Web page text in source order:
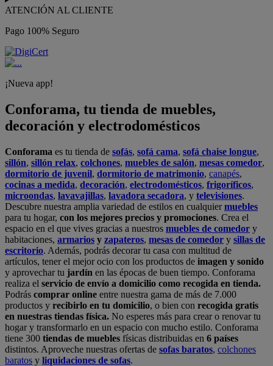
ATENCIÓN AL CLIENTE
Pago 100% Seguro
¡Nueva app!
Conforama, tu tienda de muebles,
decoración y electrodomésticos
Conforama es tu tienda de sofás, sofá cama, sofá chaise longue,
sillón, sillón relax, colchones, muebles de salón, mesas comedor,
dormitorio de juvenil, dormitorio de matrimonio, canapés,
cocinas a medida, decoración, electrodomésticos, frigoríficos,
microondas, lavavajillas, lavadora secadora, y televisiones.
Descubre nuestra amplia variedad de estilos en cualquiermuebles
para tu hogar, con los mejores precios y promociones. Crea el
espacio en el que vives gracias a nuestros muebles de comedor y
habitaciones, armarios y zapateros, mesas de comedor y sillas de
escritorio. Además, podrás decorar tu casa con multitud de
artículos, tener el mejor ocio con los productos de imagen y sonido
y aprovechar tu jardín en las épocas de buen tiempo. Conforama
realiza el servicio de envío a domicilio como recogida en tienda.
Podrás comprar online entre nuestra gama de más de 7.000
productos y recibirlo en tu domicilio, o bien con recogida gratis
en nuestras tiendas física. No esperes más para crear o renovar tu
hogar y transformarlo en un espacio con mucho estilo. Conforama
tiene 300 tiendas de muebles físicas distribuidas en 6 países
distintos. Aproveche nuestras ofertas de sofas baratos, colchones
baratos y liquidaciones de sofas.